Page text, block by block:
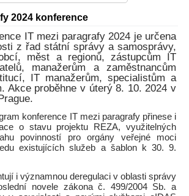
2024 konference
IT mezi paragrafy 2024 je určena
z řad státní správy a samosprávy,
měst a regionů, zástupcům IT
manažerům a zaměstnancům
IT manažerům, specialistům a
Akce proběhne v úterý 8. 10. 2024 v
konference IT mezi paragrafy přinese i
o stavu projektu REZA, využitelných
povinností pro orgány veřejné moci
existujících služeb a šablon k 30. 9.
i významnou deregulaci v oblasti správy
novele zákona č. 499/2004 Sb. a